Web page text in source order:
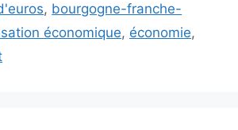
, bourgogne-franche-
économique, économie,